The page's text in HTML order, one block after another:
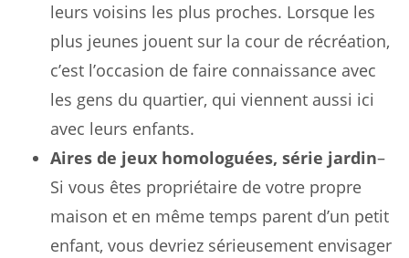
leurs voisins les plus proches. Lorsque les
plus jeunes jouent sur la cour de récréation,
c’est l’occasion de faire connaissance avec
les gens du quartier, qui viennent aussi ici
avec leurs enfants.
Aires de jeux homologuées, série jardin–
Si vous êtes propriétaire de votre propre
maison et en même temps parent d’un petit
enfant, vous devriez sérieusement envisager